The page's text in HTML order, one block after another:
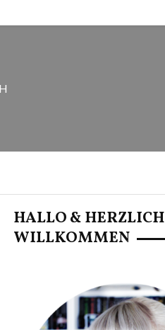
HALLO & HERZLICH
WILLKOMMEN